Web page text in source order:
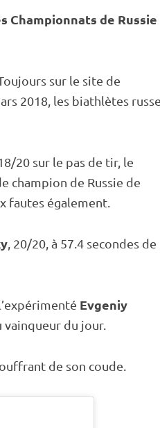
Championnats de Russie
Toujours sur le site de
2018, les biathlètes
20 sur le pas de tir, le
champion de Russie de
fautes également.
, 20/20, à 57.4 secondes de
Evgeniy
vainqueur du jour.
de son coude.